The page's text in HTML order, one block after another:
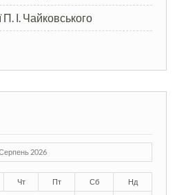
І. Чайковського
2026
Чт Пт Сб Нд